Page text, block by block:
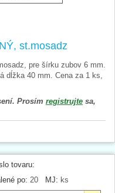
st.mosadz
pre šírku zubov 6 mm.
dĺžka 40 mm. Cena za 1 ks,
Prosím registrujte sa,
tovaru:
po: 20 MJ: ks